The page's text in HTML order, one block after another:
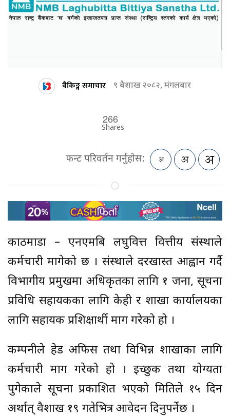
बैकिङ्ग समाचार ९ बैशाख २०८२, मंगलबार
266
Shares
फन्ट परिवर्तन गर्नुहोस:
काठमाडौं – एनएमबि लघुवित्त वित्तीय संस्थाले
कर्मचारी मागेको छ । संस्थाले दरखास्त आह्वान गर्दै
विभागीय प्रमुखमा अधिकृतका लागि १ जना, सूचना
प्रविधि सहायकका लागि केही र शाखा कार्यालयका
लागि सहायक प्रशिक्षार्थी माग गरेको हो ।
कम्पनीले हेड अफिस तथा विभिन्न शाखाका लागि
कर्मचारी माग गरेको हो । इच्छुक तथा योग्यता
पुगेकाले सूचना प्रकाशित भएको मितिले १५ दिन
अर्थात् वैशाख १९ गतेभित्र आवेदन दिनुपर्नेछ ।